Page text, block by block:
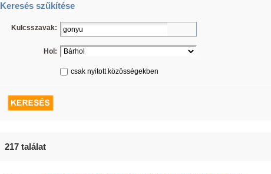
Keresés szűkítése
Kulcsszavak:
Hol:
csak nyitott közösségekben
217 találat